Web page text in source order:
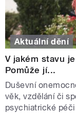
Aktuální dění
V jakém stavu
Pomůže jí...
Duševní
věk, vzdělání či
psychiatrické